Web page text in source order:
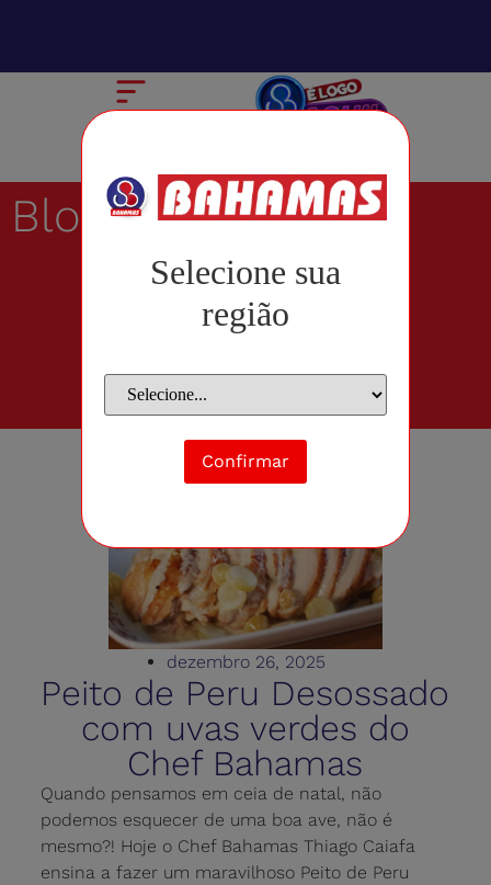
Selecione sua
região
Confirmar
Blog
dezembro 26, 2025
Peito de Peru Desossado
com uvas verdes do
Chef Bahamas
Quando pensamos em ceia de natal, não
podemos esquecer de uma boa ave, não é
mesmo?! Hoje o Chef Bahamas Thiago Caiafa
ensina a fazer um maravilhoso Peito de Peru